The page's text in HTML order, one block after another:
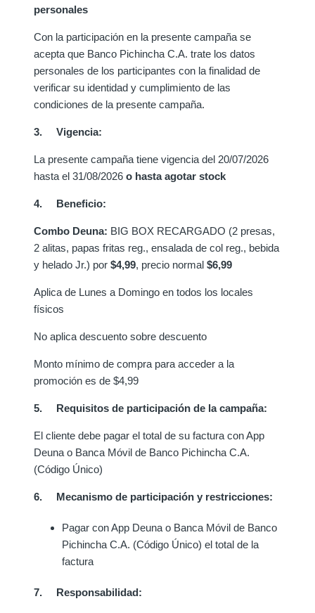
personales
Con la participación en la presente campaña se
acepta que Banco Pichincha C.A. trate los datos
personales de los participantes con la finalidad de
verificar su identidad y cumplimiento de las
condiciones de la presente campaña.
3. Vigencia:
La presente campaña tiene vigencia del 20/07/2026
hasta el 31/08/2026 o hasta agotar stock
4. Beneficio:
Combo Deuna: BIG BOX RECARGADO (2 presas,
2 alitas, papas fritas reg., ensalada de col reg., bebida
y helado Jr.) por $4,99, precio normal $6,99
Aplica de Lunes a Domingo en todos los locales
físicos
No aplica descuento sobre descuento
Monto mínimo de compra para acceder a la
promoción es de $4,99
5. Requisitos de participación de la campaña:
El cliente debe pagar el total de su factura con App
Deuna o Banca Móvil de Banco Pichincha C.A.
(Código Único)
6. Mecanismo de participación y restricciones:
Pagar con App Deuna o Banca Móvil de Banco
Pichincha C.A. (Código Único) el total de la
factura
7. Responsabilidad: